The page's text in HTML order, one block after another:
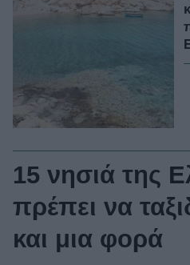
15 νησιά της
πρέπει να
και μια φορά